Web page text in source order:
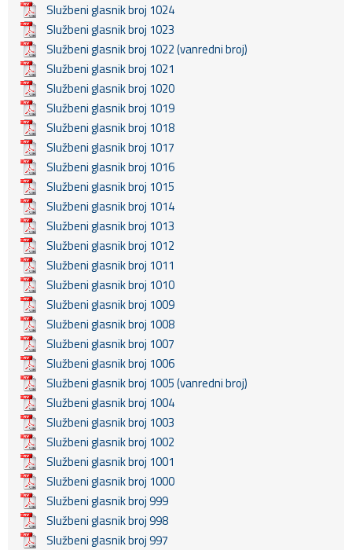
Službeni glasnik broj 1024
Službeni glasnik broj 1023
Službeni glasnik broj 1022 (vanredni broj)
Službeni glasnik broj 1021
Službeni glasnik broj 1020
Službeni glasnik broj 1019
Službeni glasnik broj 1018
Službeni glasnik broj 1017
Službeni glasnik broj 1016
Službeni glasnik broj 1015
Službeni glasnik broj 1014
Službeni glasnik broj 1013
Službeni glasnik broj 1012
Službeni glasnik broj 1011
Službeni glasnik broj 1010
Službeni glasnik broj 1009
Službeni glasnik broj 1008
Službeni glasnik broj 1007
Službeni glasnik broj 1006
Službeni glasnik broj 1005 (vanredni broj)
Službeni glasnik broj 1004
Službeni glasnik broj 1003
Službeni glasnik broj 1002
Službeni glasnik broj 1001
Službeni glasnik broj 1000
Službeni glasnik broj 999
Službeni glasnik broj 998
Službeni glasnik broj 997